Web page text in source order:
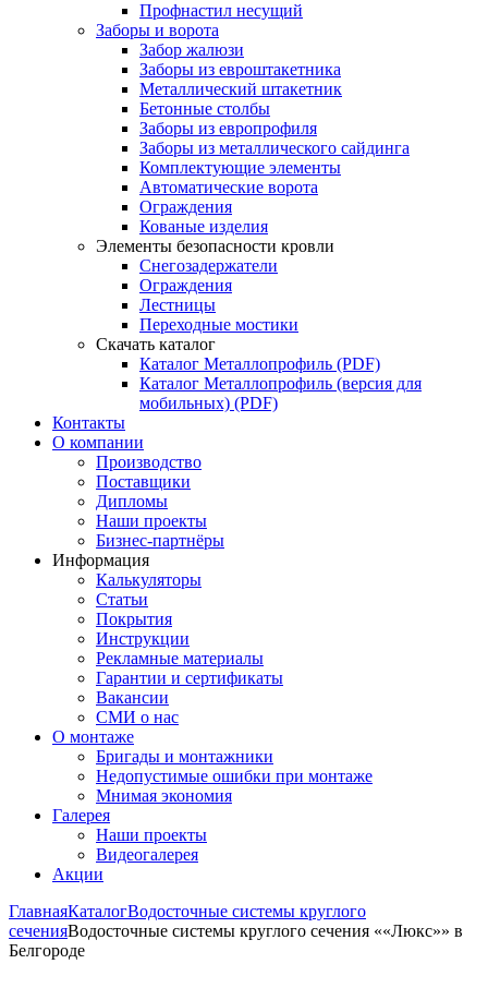
Профнастил несущий
Заборы и ворота
Забор жалюзи
Заборы из евроштакетника
Металлический штакетник
Бетонные столбы
Заборы из европрофиля
Заборы из металлического сайдинга
Комплектующие элементы
Автоматические ворота
Ограждения
Кованые изделия
Элементы безопасности кровли
Снегозадержатели
Ограждения
Лестницы
Переходные мостики
Скачать каталог
Каталог Металлопрофиль (PDF)
Каталог Металлопрофиль (версия для
мобильных) (PDF)
Контакты
О компании
Производство
Поставщики
Дипломы
Наши проекты
Бизнес-партнёры
Информация
Калькуляторы
Статьи
Покрытия
Инструкции
Рекламные материалы
Гарантии и сертификаты
Вакансии
СМИ о нас
О монтаже
Бригады и монтажники
Недопустимые ошибки при монтаже
Мнимая экономия
Галерея
Наши проекты
Видеогалерея
Акции
ГлавнаяКаталогВодосточные системы круглого
сеченияВодосточные системы круглого сечения ««Люкс»» в
Белгороде